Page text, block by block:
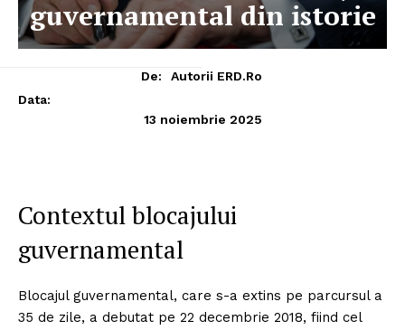
guvernamental din istorie
De:
Autorii ERD.ro
Data:
13 noiembrie 2025
Contextul blocajului
guvernamental
Blocajul guvernamental, care s-a extins pe parcursul a
35 de zile, a debutat pe 22 decembrie 2018, fiind cel